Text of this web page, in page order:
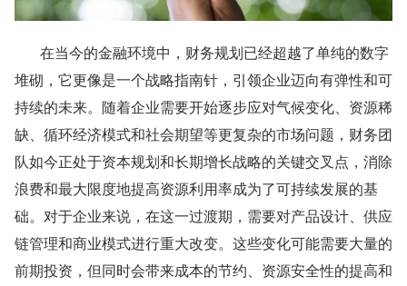
在当今的金融环境中，财务规划已经超越了单纯的数字
堆砌，它更像是一个战略指南针，引领企业迈向有弹性和可
持续的未来。随着企业需要开始逐步应对气候变化、资源稀
缺、循环经济模式和社会期望等更复杂的市场问题，财务团
队如今正处于资本规划和长期增长战略的关键交叉点，消除
浪费和最大限度地提高资源利用率成为了可持续发展的基
础。对于企业来说，在这一过渡期，需要对产品设计、供应
链管理和商业模式进行重大改变。这些变化可能需要大量的
前期投资，但同时会带来成本的节约、资源安全性的提高和